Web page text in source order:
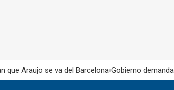
que Araujo se va del Barcelona Gobierno